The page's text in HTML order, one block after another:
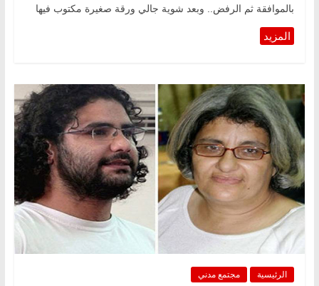
بالموافقة ثم الرفض.. وبعد شوية جالي ورقة صغيرة مكتوب فيها
الرئيسية مجتمع مدني